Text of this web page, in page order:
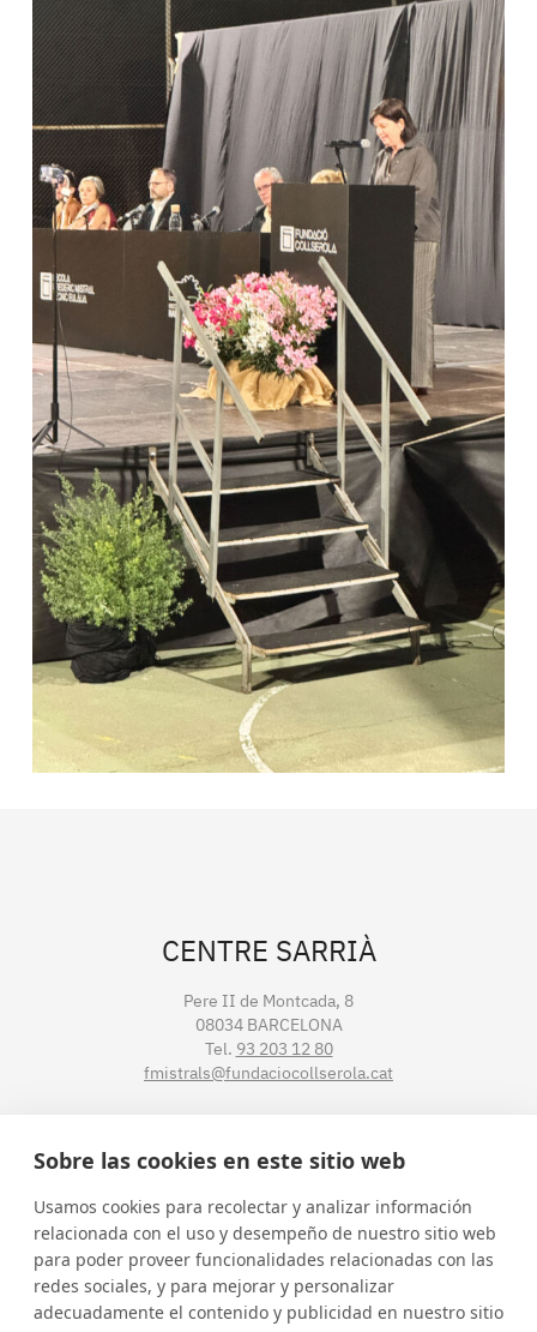
CENTRE SARRIÀ
Pere II de Montcada, 8
08034 BARCELONA
Tel. 93 203 12 80
fmistrals@fundaciocollserola.cat
CENTRE TIBIDABO
Lluís Muntadas, 3-5-7
08035 BARCELONA
Tel.93 211 89 54
fmistralt@fundaciocollserola.cat
Sobre las cookies en este sitio web
Usamos cookies para recolectar y analizar información
relacionada con el uso y desempeño de nuestro sitio web
para poder proveer funcionalidades relacionadas con las
redes sociales, y para mejorar y personalizar
adecuadamente el contenido y publicidad en nuestro sitio